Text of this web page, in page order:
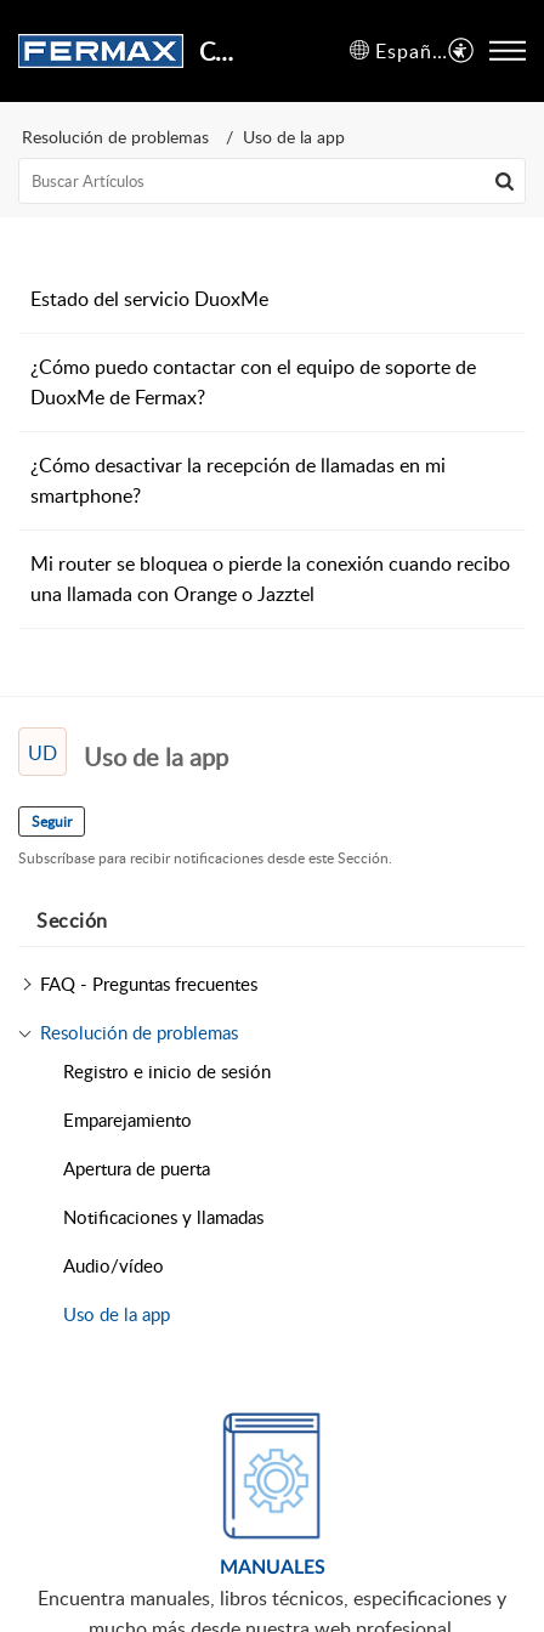
Centro de Soporte Español (España)
Resolución de problemas Uso de la app
Estado del servicio DuoxMe
¿Cómo puedo contactar con el equipo de soporte de
DuoxMe de Fermax?
¿Cómo desactivar la recepción de llamadas en mi
smartphone?
Mi router se bloquea o pierde la conexión cuando recibo
una llamada con Orange o Jazztel
UD Uso de la app
Seguir
Subscríbase para recibir notificaciones desde este Sección.
Sección
FAQ - Preguntas frecuentes
Resolución de problemas
Registro e inicio de sesión
Emparejamiento
Apertura de puerta
Notificaciones y llamadas
Audio/vídeo
Uso de la app
MANUALES
Encuentra manuales, libros técnicos, especificaciones y